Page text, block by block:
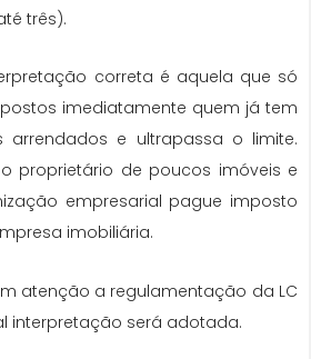
três).
correta é aquela que só
imediatamente quem já tem
arrendados e ultrapassa o limite.
proprietário de poucos imóveis e
empresarial pague imposto
imobiliária.
atenção a regulamentação da LC
interpretação será adotada.